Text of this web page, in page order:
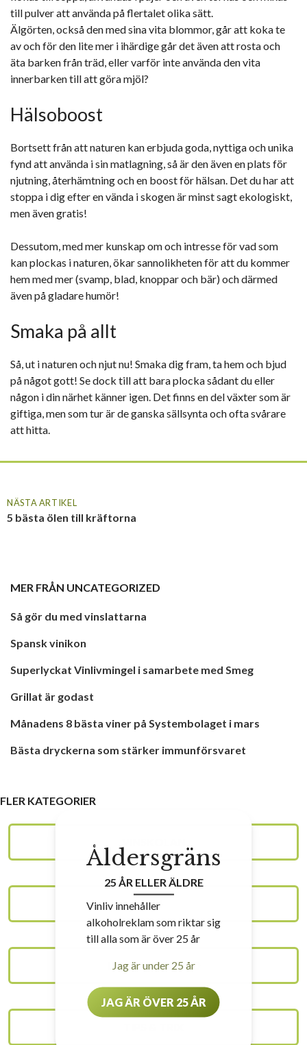
till pulver att använda på flertalet olika sätt.
Älgörten, också den med sina vita blommor, går att koka te
av och för den lite mer i ihärdige går det även att rosta och
äta barken från träd, eller varför inte använda den vita
innerbarken till att göra mjöl?
Hälsoboost
Bortsett från att naturen kan erbjuda goda, nyttiga och unika
fynd att använda i sin matlagning, så är den även en plats för
njutning, återhämtning och en boost för hälsan. Det du har att
stoppa i dig efter en vända i skogen är minst sagt ekologiskt,
men även gratis!
Dessutom, med mer kunskap om och intresse för vad som
kan plockas i naturen, ökar sannolikheten för att du kommer
hem med mer (svamp, blad, knoppar och bär) och därmed
även på gladare humör!
Smaka på allt
Så, ut i naturen och njut nu! Smaka dig fram, ta hem och bjud
på något gott! Se dock till att bara plocka sådant du eller
någon i din närhet känner igen. Det finns en del växter som är
giftiga, men som tur är de ganska sällsynta och ofta svårare
att hitta.
NÄSTA ARTIKEL
5 bästa ölen till kräftorna
MER FRÅN UNCATEGORIZED
Så gör du med vinslattarna
Spansk vinikon
Superlyckat Vinlivmingel i samarbete med Smeg
Grillat är godast
Månadens 8 bästa viner på Systembolaget i mars
Bästa dryckerna som stärker immunförsvaret
FLER KATEGORIER
VIN
UNCATEGORIZED
Åldersgräns
25 ÅR ELLER ÄLDRE
Vinliv innehåller
alkoholreklam som riktar sig
till alla som är över 25 år
Jag är under 25 år
JAG ÄR ÖVER 25 ÅR